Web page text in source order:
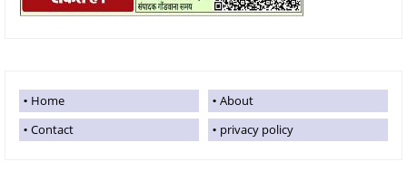
Home
About
Contact
privacy policy